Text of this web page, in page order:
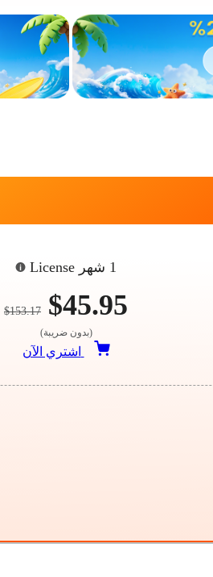
1 شهر License
$45.95
$153.17
(بدون ضريبة)
اشتري الآن